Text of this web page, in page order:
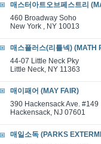
매스터아트오브페스트리
460 Broadway Soho
New York , NY 10013
매스플러스(리틀넥) (MATH
44-07 Little Neck Pky
Little Neck, NY 11363
매이패어 (MAY FAIR)
390 Hackensack Ave. #149
Hackensack, NJ 07601
매일소독 (PARKS